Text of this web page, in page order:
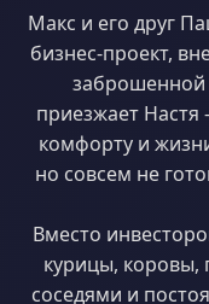
Макс и его друг
бизнес-проект,
заброшенной
приезжает
комфорту и
но совсем не
Вместо
курицы, коровы,
соседями и